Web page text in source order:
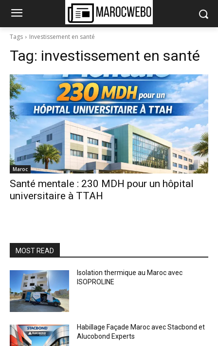
Tags Investissement en santé
Tag: investissement en santé
Maroc
Santé mentale : 230 MDH pour un hôpital
universitaire à TTAH
MOST READ
Isolation thermique au Maroc avec
ISOPROLINE
Habillage Façade Maroc avec Stacbond et
Alucobond Experts